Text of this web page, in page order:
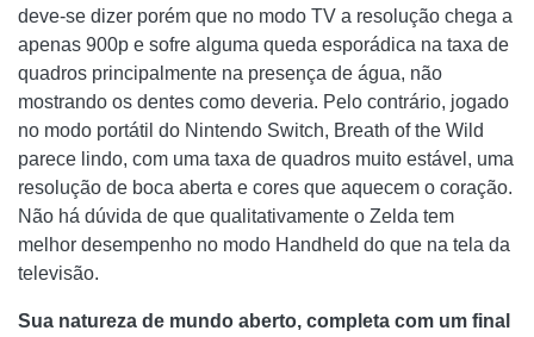
deve-se dizer porém que no modo TV a resolução chega a
apenas 900p e sofre alguma queda esporádica na taxa de
quadros principalmente na presença de água, não
mostrando os dentes como deveria. Pelo contrário, jogado
no modo portátil do Nintendo Switch, Breath of the Wild
parece lindo, com uma taxa de quadros muito estável, uma
resolução de boca aberta e cores que aquecem o coração.
Não há dúvida de que qualitativamente o Zelda tem
melhor desempenho no modo Handheld do que na tela da
televisão.
Sua natureza de mundo aberto, completa com um final